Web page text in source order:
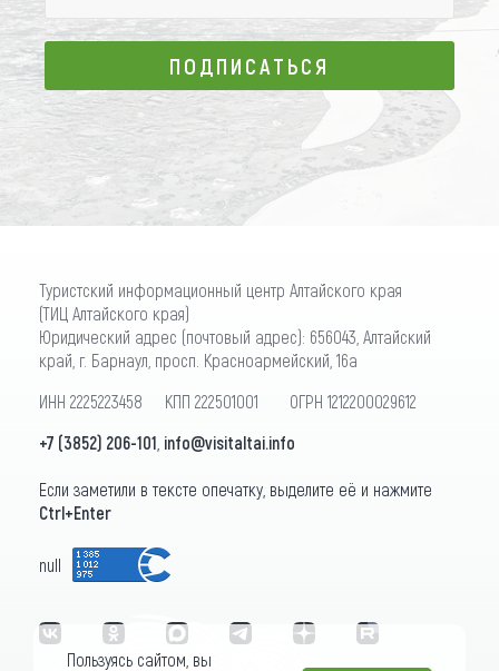
ПОДПИСАТЬСЯ
ПОДПИСАТЬСЯ
Туристский информационный центр Алтайского края
(ТИЦ Алтайского края)
Юридический адрес (почтовый адрес): 656043, Алтайский
край, г. Барнаул, просп. Красноармейский, 16а
ИНН 2225223458 КПП 222501001 ОГРН 1212200029612
+7 (3852) 206-101 info@visitaltai.info
Если заметили в тексте опечатку, выделите её и нажмите
Ctrl+Enter
null
Пользуясь сайтом, вы